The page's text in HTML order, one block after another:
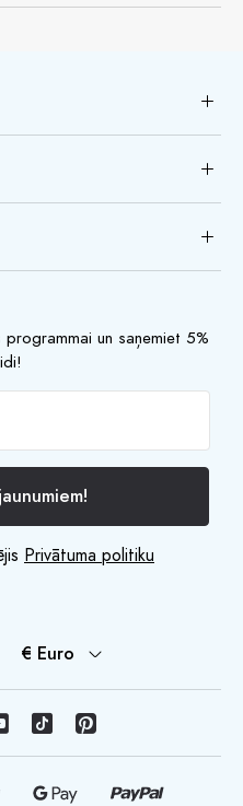
un saņemiet 5%
Privātuma politiku
€ Euro